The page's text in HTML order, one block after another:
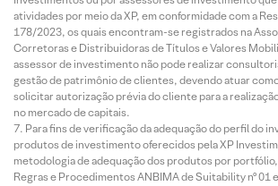
atividades por meio da XP, em conformidade com a
178/2023, os quais encontram-se registrados na
Corretoras e Distribuidoras de Títulos e Valores
assessor de investimento não pode realizar
gestão de patrimônio de clientes, devendo atuar
solicitar autorização prévia do cliente para a
no mercado de capitais.
Para fins de verificação da adequação do perfil do
produtos de investimento oferecidos pela XP
metodologia de adequação dos produtos por
Regras e Procedimentos ANBIMA de Suitability nº 01